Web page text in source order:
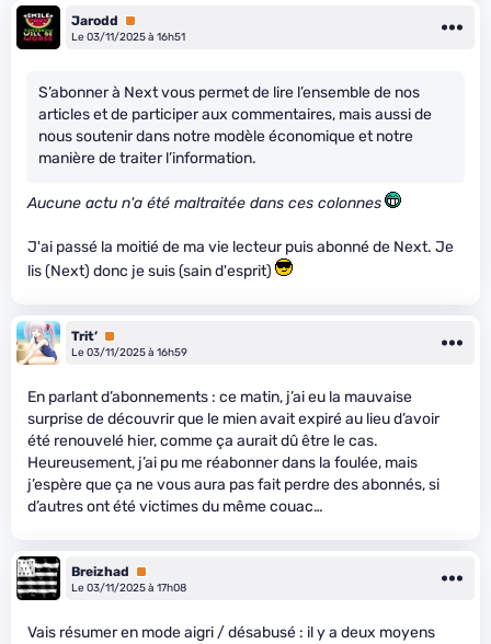
Jarodd
Premium
Le 03/11/2025 à 16h51
S’abonner à Next vous permet de lire l’ensemble de nos
articles et de participer aux commentaires, mais aussi de
nous soutenir dans notre modèle économique et notre
manière de traiter l’information.
Aucune actu n'a été maltraitée dans ces colonnes
J'ai passé la moitié de ma vie lecteur puis abonné de Next. Je
lis (Next) donc je suis (sain d'esprit)
Trit’ Premium
Le 03/11/2025 à 16h59
En parlant d’abonnements : ce matin, j’ai eu la mauvaise
surprise de découvrir que le mien avait expiré au lieu d’avoir
été renouvelé hier, comme ça aurait dû être le cas.
Heureusement, j’ai pu me réabonner dans la foulée, mais
j’espère que ça ne vous aura pas fait perdre des abonnés, si
d’autres ont été victimes du même couac…
Breizhad
Premium
Le 03/11/2025 à 17h08
Vais résumer en mode aigri / désabusé : il y a deux moyens